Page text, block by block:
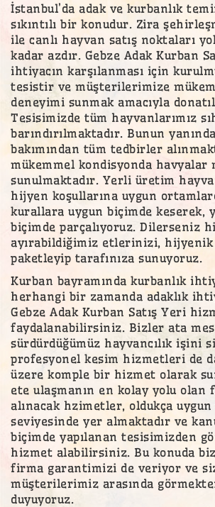
İstanbul’da adak ve kurbanlık
sıkıntılı bir konudur. Zira
ile canlı hayvan satış noktaları
kadar azdır. Gebze Adak Kurban
ihtiyacın karşılanması için
tesistir ve müşterilerimize
deneyimi sunmak amacıyla
Tesisimizde tüm hayvanlarımız
barındırılmaktadır. Bunun
bakımından tüm tedbirler
mükemmel kondisyonda
sunulmaktadır. Yerli üretim
hijyen koşullarına uygun
kurallara uygun biçimde keserek,
biçimde parçalıyoruz. Dilerseniz
ayırabildiğimiz etlerinizi, hijyenik
paketleyip tarafınıza sunuyoruz.
Kurban bayramında kurbanlık
herhangi bir zamanda adaklık
Gebze Adak Kurban Satış Yeri
faydalanabilirsiniz. Bizler ata
sürdürdüğümüz hayvancılık işini
profesyonel kesim hizmetleri de
üzere komple bir hizmet olarak
ete ulaşmanın en kolay yolu olan
alınacak hzimetler, oldukça
seviyesinde yer almaktadır ve
biçimde yapılanan tesisimizden
hizmet alabilirsiniz. Bu konuda
firma garantimizi de veriyor ve
müşterilerimiz arasında
duyuyoruz.